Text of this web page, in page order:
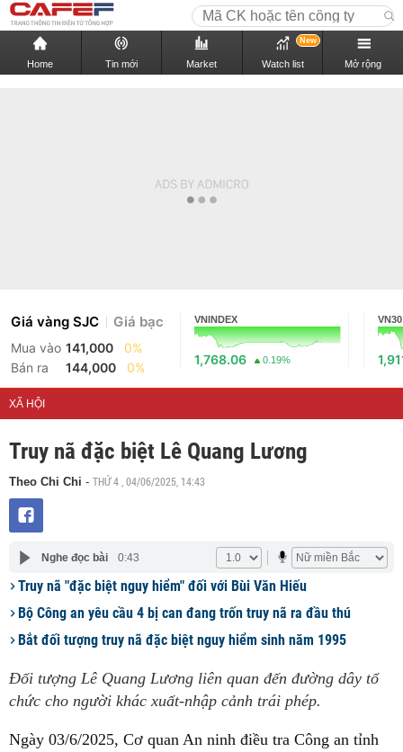
Home Tin mới Market Watch list
New
Mở rộng
Giá vàng SJC Giá bạc
Mua vào 141,000
0%
Bán ra
144,000 0%
VNINDEX
1,768.06 0.19%
VN30
XÃ HỘI
Truy nã đặc biệt Lê Quang Lương
Theo Chi Chi - THỨ 4 , 04/06/2025, 14:43
Nghe đọc bài 0:43
Truy nã "đặc biệt nguy hiểm" đối với Bùi Văn Hiếu
Bộ Công an yêu cầu 4 bị can đang trốn truy nã ra đầu thú
Bắt đối tượng truy nã đặc biệt nguy hiểm sinh năm 1995
Đối tượng Lê Quang Lương liên quan đến đường dây tổ
chức cho người khác xuất-nhập cảnh trái phép.
Ngày 03/6/2025, Cơ quan An ninh điều tra Công an tỉnh